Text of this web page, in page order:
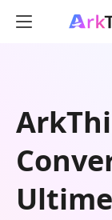
Ultime